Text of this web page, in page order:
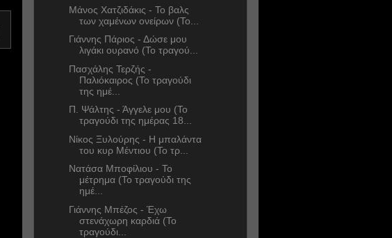
Μάνος Χατζιδάκις - Το βαλς
των χαμένων ονείρων (Το...
Γιάννης Πάριος - Δώσε μου
λιγάκι ουρανό (Το τραγού...
Πασχάλης Τερζής -
Παλιόκαιρος (Το τραγούδι
της ημέ...
Π. Ψάλτης - Άγγελε μου (Το
τραγούδι της ημέρας 18...
Νίκος Ξυλούρης - Η μπαλάντα
του κυρ Μέντιου (Το τρ...
Νατάσα Μποφίλιου - Το
μέτρημα (Το τραγούδι της
ημέ...
Γιάννης Μπέζος - Έχω
στενάχωρη καρδιά (Το
τραγούδι...